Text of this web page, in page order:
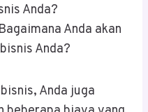
Anda?
Anda akan
Anda?
Anda juga